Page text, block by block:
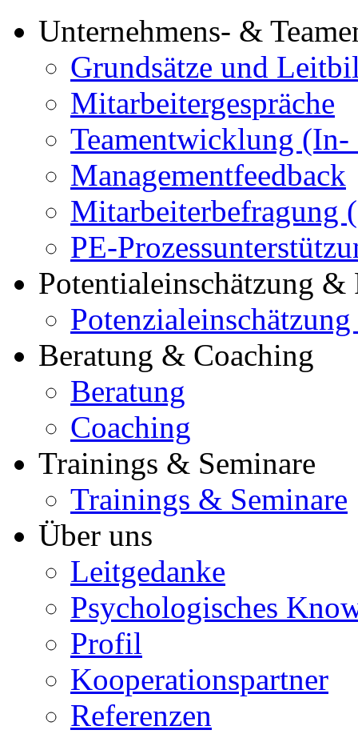
Unternehmens- &
Grundsätze und
Mitarbeitergespräche
Teamentwicklung
Managementfeedback
Mitarbeiterbefragung
PE-
Potentialeinschätzung &
Beratung & Coaching
Beratung
Coaching
Trainings & Seminare
Trainings & Seminare
Über uns
Leitgedanke
Psychologisches
Profil
Kooperationspartner
Referenzen